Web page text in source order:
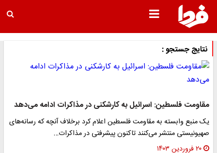
نتایج جستجو :
مقاومت فلسطین: اسرائیل به کارشکنی در مذاکرات ادامه می‌دهد
یک منبع وابسته به مقاومت فلسطین اعلام کرد برخلاف آنچه که رسانه‌های
صهیونیستی منتشر می‌کنند تاکنون پیشرفتی در مذاکرات…
۲۰ فروردین ۱۴۰۳